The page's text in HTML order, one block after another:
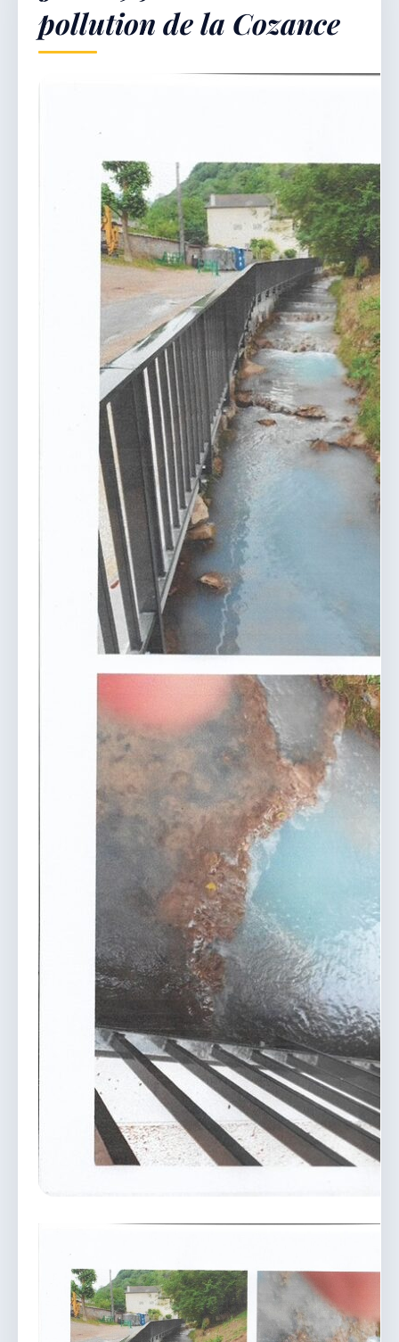
Démarches & Vie pratique
Découvrir la commune
SAMEDI 8 AOÛT 2026
Secrétariat ouvert
Lundi, mardi, jeudi, vendredi de 8h30 à 12h et
après-midi sur rendez-vous. Samedi sur rendez-
04 74 38 22 78
mairie@douvres.fr
140 Place de la Babillière, 01500 Douvres
Contacter la mairie
Le guichet des associations
publier une annonce
pollution de la Cozance